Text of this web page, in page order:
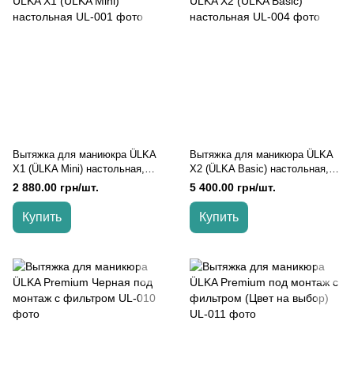
Вытяжка для маниюкра ÜLKA
X1 (ÜLKA Mini) настольная,
Белый
2 880.00 грн/шт.
Купить
Вытяжка для маникюра ÜLKA
X2 (ÜLKA Basic) настольная,
Белый
5 400.00 грн/шт.
Купить